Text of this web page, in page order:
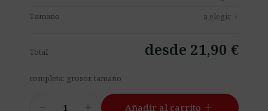
Tamaño a elegir arrow_forward
Total desde 21,90 €
completa: grosor, tamaño
add Añadir al carrito add